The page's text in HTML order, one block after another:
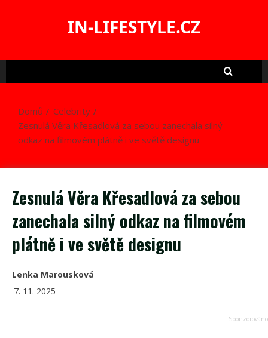
IN-LIFESTYLE.CZ
Domů
Celebrity
Zesnulá Věra Křesadlová za sebou zanechala silný
odkaz na filmovém plátně i ve světě designu
Zesnulá Věra Křesadlová za sebou
zanechala silný odkaz na filmovém
plátně i ve světě designu
Lenka Marousková
7. 11. 2025